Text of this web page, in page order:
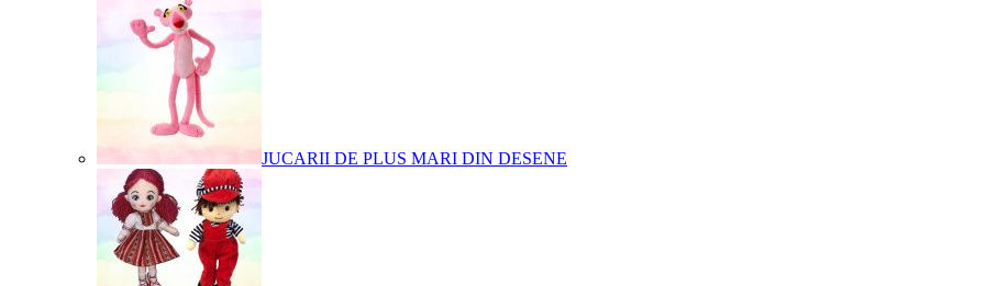
JUCARII DE PLUS MARI DIN DESENE